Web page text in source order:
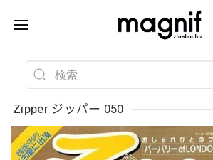
Zipper ジッパー 050